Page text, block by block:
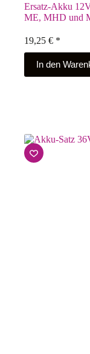
Ersatz-Akku
ME, MHD und
19,25 € *
In den